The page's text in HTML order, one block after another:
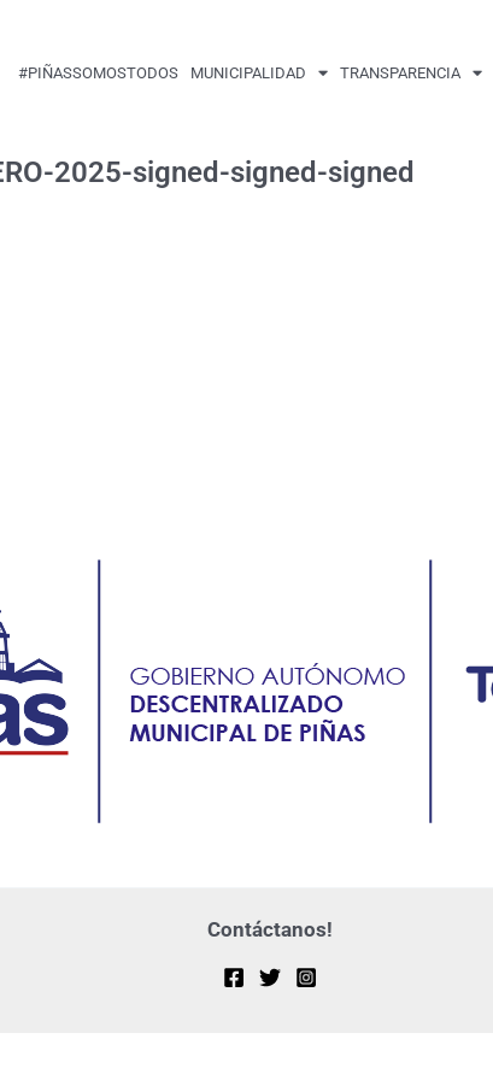
#PIÑASSOMOSTODOS MUNICIPALIDAD TRANSPARENCIA
2025-signed-signed-signed
Contáctanos!